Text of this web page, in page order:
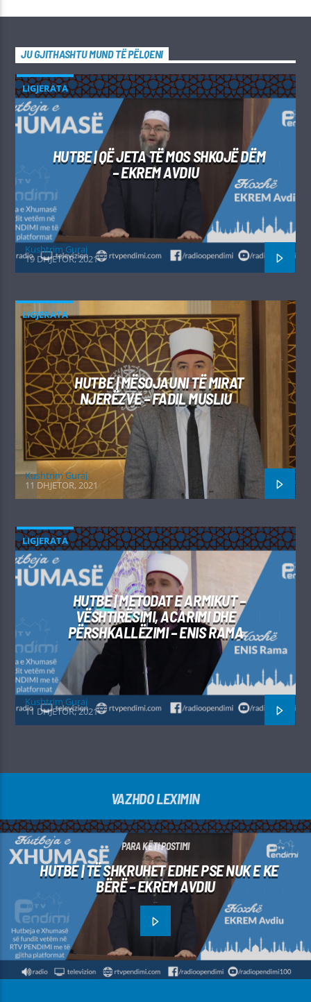
JU GJITHASHTU MUND TË PËLQENI
LIGJERATA
HUTBE | QË JETA TË MOS SHKOJË DËM
– EKREM AVDIU
Kushtrim Guraj
19 DHJETOR, 2021
LIGJERATA
HUTBE | MËSOJAUNI TË MIRAT
NJERËZVE – FADIL MUSLIU
Kushtrim Guraj
11 DHJETOR, 2021
LIGJERATA
HUTBE | METODAT E ARMIKUT –
VËSHTIRËSIMI, ACARIMI DHE
PËRSHKALLËZIMI – ENIS RAMA
Kushtrim Guraj
11 DHJETOR, 2021
VAZHDO LEXIMIN
PARA KËTI POSTIMI
HUTBE | TË SHKRUHET EDHE PSE NUK E KE
BËRË – EKREM AVDIU